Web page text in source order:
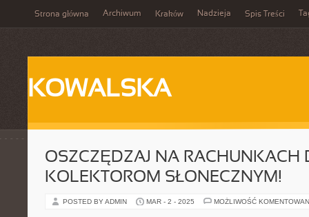
Strona główna Archiwum Kraków Nadzieja Spis Treści
KOWALSKA
OSZCZĘDZAJ NA RACHUNKACH
KOLEKTOROM SŁONECZNYM!
POSTED BY ADMIN MAR - 2 - 2025 MOŻLIWOŚĆ